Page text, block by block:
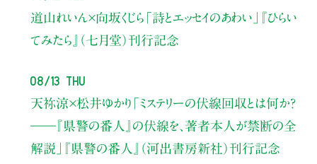
道山れいん×向坂くじら 「詩とエッセイのあわい」
『ひらい
てみたら』（七月堂）刊行記念
08/13 Thu
天祢涼×松井ゆかり 「ミステリーの伏線回収とは何か？
――『県警の番人』の伏線を、著者本人が禁断の全
解説」
『県警の番人』（河出書房新社）刊行記念